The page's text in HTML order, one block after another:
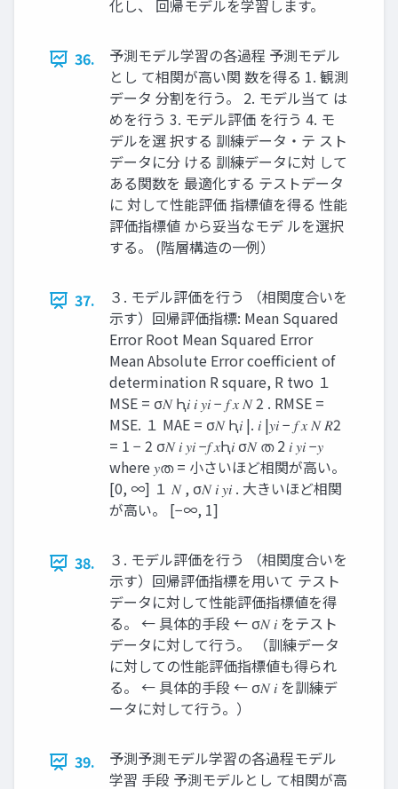
化し、 回帰モデルを学習します。
36.
予測モデル学習の各過程 予測モデル
とし て相関が高い関 数を得る 1. 観測
データ 分割を行う。 2. モデル当て は
めを行う 3. モデル評価 を行う 4. モ
デルを選 択する 訓練データ・テ スト
データに分 ける 訓練データに対 して
ある関数を 最適化する テストデータ
に 対して性能評価 指標値を得る 性能
評価指標値 から妥当なモデ ルを選択
する。 (階層構造の一例）
37.
３. モデル評価を行う （相関度合いを
示す）回帰評価指標: Mean Squared
Error Root Mean Squared Error
Mean Absolute Error coefficient of
determination R square, R two １
MSE = σ𝑁 Ԧ𝑖 𝑖 𝑦𝑖 − 𝑓 𝑥 𝑁 2 . RMSE =
MSE. １ MAE = σ𝑁 Ԧ𝑖 |. 𝑖 |𝑦𝑖 − 𝑓 𝑥 𝑁 𝑅2
= 1 − 2 σ𝑁 𝑖 𝑦𝑖 −𝑓 𝑥Ԧ𝑖 σ𝑁 ത 2 𝑖 𝑦𝑖 −𝑦
where 𝑦ത = 小さいほど相関が高い。
[0, ∞] １ 𝑁 , σ𝑁 𝑖 𝑦𝑖 . 大きいほど相関
が高い。 [−∞, 1]
38.
３. モデル評価を行う （相関度合いを
示す）回帰評価指標を用いて テスト
データに対して性能評価指標値を得
る。 ← 具体的手段 ← σ𝑁 𝑖 をテスト
データに対して行う。 （訓練データ
に対しての性能評価指標値も得られ
る。 ← 具体的手段 ← σ𝑁 𝑖 を訓練デ
ータに対して行う。）
39.
予測予測モデル学習の各過程モデル
学習 手段 予測モデルとし て相関が高